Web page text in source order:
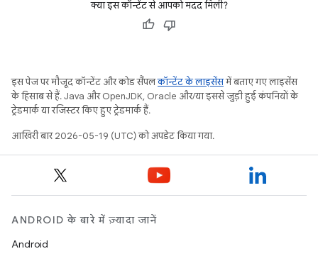
क्या इस कॉन्टेंट से आपको मदद मिली?
इस पेज पर मौजूद कॉन्टेंट और कोड सैंपलकॉन्टेंट के लाइसेंसमें बताए गए लाइसेंस
के हिसाब से हैं. Java और OpenJDK, Oracle और/या इससे जुड़ी हुई कंपनियों के
ट्रेडमार्क या रजिस्टर किए हुए ट्रेडमार्क हैं.
आखिरी बार 2026-05-19 (UTC) को अपडेट किया गया.
ANDROID के बारे में ज़्यादा जानें
Android